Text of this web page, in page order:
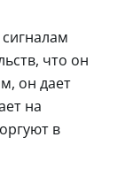
что он
он дает
на
в